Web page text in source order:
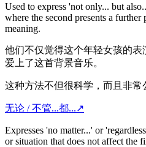
Used to express 'not only... but
where the second presents a
meaning.
他们不仅觉得这个年轻女孩的
爱上了这首背景音乐。
这种方法不但很科学，而且非常
无论 / 不管...都...↗
Expresses 'no matter...' or
or situation that does not affect the